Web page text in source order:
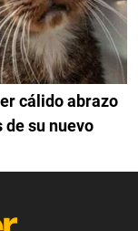
cálido abrazo
de su nuevo